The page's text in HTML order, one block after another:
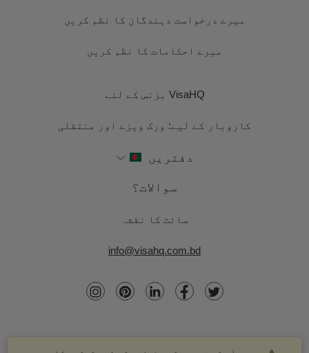
میرے درخواست دہندگان کا نظم کریں
میرے احکامات کا نظم کریں
VisaHQ بزنس کے لئے
کاروبار کے لیے: ورک ویزے اور منتقلی
دفتریں
سوالات؟
سائٹ کا نقشہ
info@visahq.com.bd